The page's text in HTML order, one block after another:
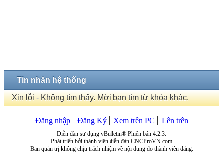
Tin nhắn hệ thống
Xin lỗi - Không tìm thấy. Mời bạn tìm từ khóa khác.
Đăng nhập Đăng Ký Xem trên PC Lên trên
Diễn đàn sử dụng vBulletin® Phiên bản 4.2.3.
Phát triển bởi thành viên diễn đàn CNCProVN.com
Ban quản trị không chịu trách nhiệm về nội dung do thành viên đăng.